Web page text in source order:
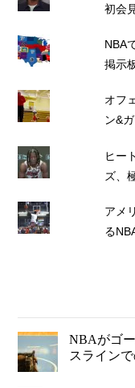
初会
NBA
掲示
オフ
ン&
ヒー
ズ、
アメ
る
NBAがゴ
スライン